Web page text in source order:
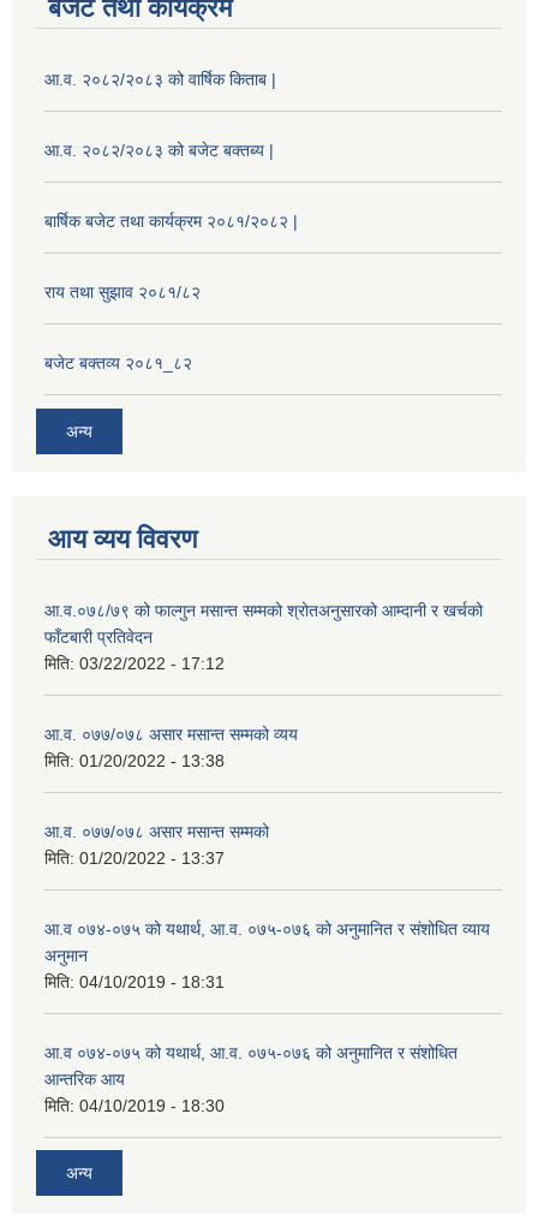
बजेट तथा कार्यक्रम
आ.व. २०८२/२०८३ को वार्षिक किताब |
आ.व. २०८२/२०८३ को बजेट बक्तब्य |
बार्षिक बजेट तथा कार्यक्रम २०८१/२०८२ |
राय तथा सुझाव २०८१/८२
बजेट बक्तव्य २०८१_८२
अन्य
आय व्यय विवरण
आ.व.०७८/७९ को फाल्गुन मसान्त सम्मको श्रोतअनुसारको आम्दानी र खर्चको
फाँटबारी प्रतिवेदन
मिति: 03/22/2022 - 17:12
आ.व. ०७७/०७८ असार मसान्त सम्मको व्यय
मिति: 01/20/2022 - 13:38
आ.व. ०७७/०७८ असार मसान्त सम्मको
मिति: 01/20/2022 - 13:37
आ.व ०७४-०७५ को यथार्थ, आ.व. ०७५-०७६ को अनुमानित र संशोधित व्याय
अनुमान
मिति: 04/10/2019 - 18:31
आ.व ०७४-०७५ को यथार्थ, आ.व. ०७५-०७६ को अनुमानित र संशोधित
आन्तरिक आय
मिति: 04/10/2019 - 18:30
अन्य